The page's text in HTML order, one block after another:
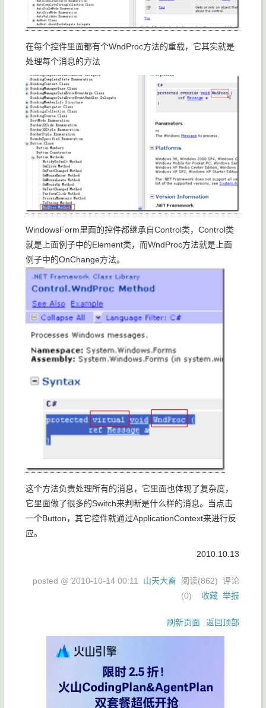
在每个控件里面都有个WndProc方法的重载，它其实就是
处理每个消息的方法
WindowsForm里面的控件都继承自Control类，Control类
就是上面例子中的Element类，而WndProc方法就是上面
例子中的OnChange方法。
这个方法负责处理所有的消息，它里面也体现了复杂度，
它里面做了很多的Switch来判断是什么样的消息。当点击
一个Button，其它控件就通过ApplicationContext来进行反
应。
2010.10.13
posted @ 2010-10-14 00:11 山天大畜 阅读(862) 评论
(0) 收藏 举报
刷新页面 返回顶部